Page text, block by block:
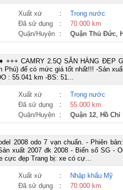
Xuất xứ :
Trong nước
Đã sử dụng :
70.000 km
Quận/Huyện : Quận Thủ Đức,
+++ CAMRY 2.5Q SẴN HÀNG ĐẸP
Phú) để có mức giá tốt nhất!!! -Sản
: 55.041 km -BS: 51...
Xuất xứ :
Trong nước
Đã sử dụng :
55.000 km
Quận/Huyện : Quận 12, Hồ Chí
2008 odo 7 vạn chuẩn. - Phiên
xuất 2007 đk 2008 - Biển số SG -
cực đẹp Trang bị: xe có cự...
Xuất xứ :
Nhập khẩu Mỹ
Đã sử dụng :
70.000 km